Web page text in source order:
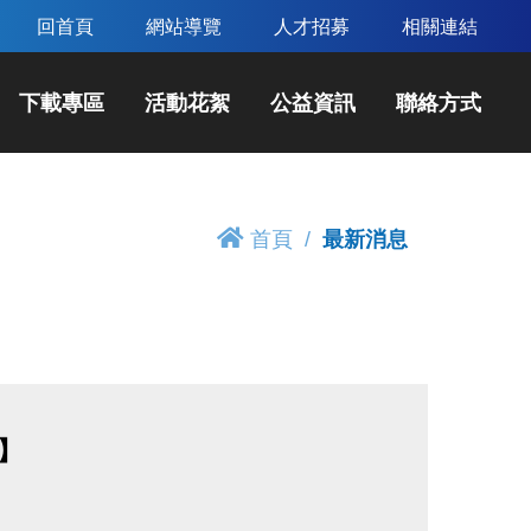
回首頁 網站導覽 人才招募 相關連結
下載專區 活動花絮 公益資訊 聯絡方式
首頁 最新消息